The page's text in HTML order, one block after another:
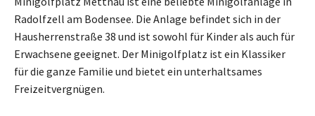
Radolfzell am Bodensee. Die Anlage befindet sich in der
Hausherrenstraße 38 und ist sowohl für Kinder als auch für
Erwachsene geeignet. Der Minigolfplatz ist ein Klassiker
für die ganze Familie und bietet ein unterhaltsames
Freizeitvergnügen.